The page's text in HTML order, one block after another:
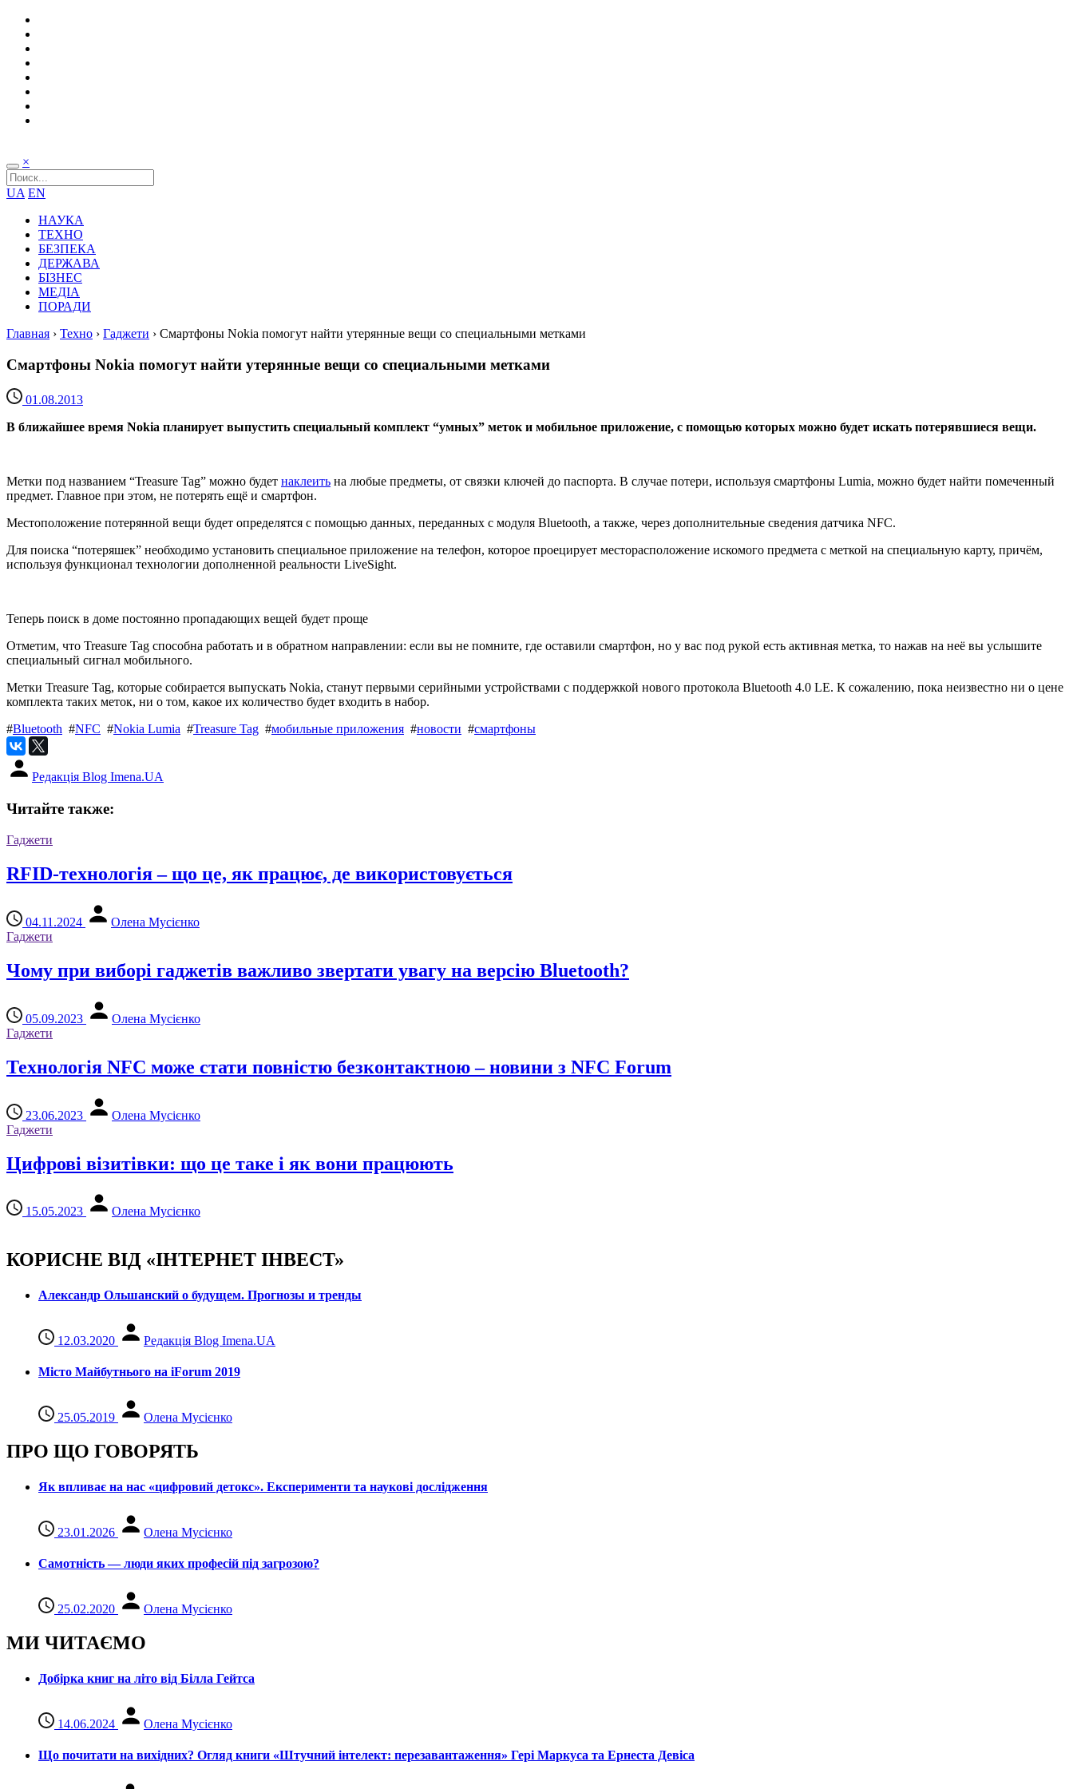
×
UA EN
НАУКА
ТЕХНО
БЕЗПЕКА
ДЕРЖАВА
БІЗНЕС
МЕДІА
ПОРАДИ
Главная › Техно › Гаджети › Смартфоны Nokia помогут найти утерянные вещи со специальными метками
Смартфоны Nokia помогут найти утерянные вещи со специальными метками
01.08.2013
В ближайшее время Nokia планирует выпустить специальный комплект “умных” меток и мобильное приложение, с помощью которых можно будет искать потерявшиеся вещи.
Метки под названием “Treasure Tag” можно будет наклеить на любые предметы, от связки ключей до паспорта. В случае потери, используя смартфоны Lumia, можно будет найти помеченный
предмет. Главное при этом, не потерять ещё и смартфон.
Местоположение потерянной вещи будет определятся с помощью данных, переданных с модуля Bluetooth, а также, через дополнительные сведения датчика NFC.
Для поиска “потеряшек” необходимо установить специальное приложение на телефон, которое проецирует месторасположение искомого предмета с меткой на специальную карту, причём,
используя функционал технологии дополненной реальности LiveSight.
Теперь поиск в доме постоянно пропадающих вещей будет проще
Отметим, что Treasure Tag способна работать и в обратном направлении: если вы не помните, где оставили смартфон, но у вас под рукой есть активная метка, то нажав на неё вы услышите
специальный сигнал мобильного.
Метки Treasure Tag, которые собирается выпускать Nokia, станут первыми серийными устройствами с поддержкой нового протокола Bluetooth 4.0 LE. К сожалению, пока неизвестно ни о цене
комплекта таких меток, ни о том, какое их количество будет входить в набор.
#Bluetooth #NFC #Nokia Lumia #Treasure Tag #мобильные приложения #новости #смартфоны
Редакція Blog Imena.UA
Читайте также:
Гаджети
RFID-технологія – що це, як працює, де використовується
04.11.2024
Олена Мусієнко
Гаджети
Чому при виборі гаджетів важливо звертати увагу на версію Bluetooth?
05.09.2023
Олена Мусієнко
Гаджети
Технологія NFC може стати повністю безконтактною – новини з NFC Forum
23.06.2023
Олена Мусієнко
Гаджети
Цифрові візитівки: що це таке і як вони працюють
15.05.2023 Олена Мусієнко
КОРИСНЕ ВІД «ІНТЕРНЕТ ІНВЕСТ»
Александр Ольшанский о будущем. Прогнозы и тренды
12.03.2020 Редакція Blog Imena.UA
Місто Майбутнього на iForum 2019
25.05.2019 Олена Мусієнко
ПРО ЩО ГОВОРЯТЬ
Як впливає на нас «цифровий детокс». Експерименти та наукові дослідження
23.01.2026 Олена Мусієнко
Самотність — люди яких професій під загрозою?
25.02.2020 Олена Мусієнко
МИ ЧИТАЄМО
Добірка книг на літо від Білла Гейтса
14.06.2024 Олена Мусієнко
Що почитати на вихідних? Огляд книги «Штучний інтелект: перезавантаження» Гері Маркуса та Ернеста Девіса